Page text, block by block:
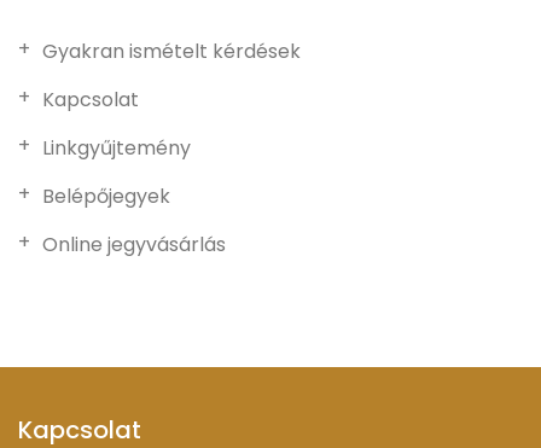
Gyakran ismételt kérdések
Kapcsolat
Linkgyűjtemény
Belépőjegyek
Online jegyvásárlás
Kapcsolat